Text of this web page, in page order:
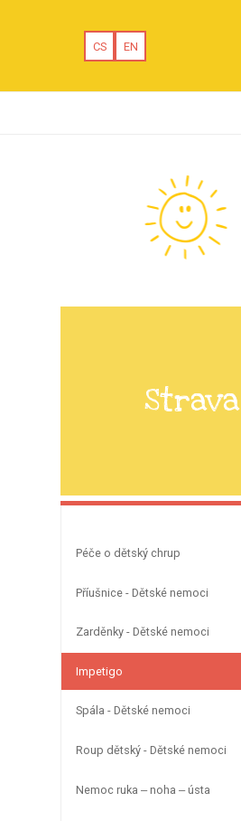
CS EN
Strava
Péče o dětský chrup
Příušnice - Dětské nemoci
Zarděnky - Dětské nemoci
Impetigo
Spála - Dětské nemoci
Roup dětský - Dětské nemoci
Nemoc ruka ‒ noha ‒ ústa